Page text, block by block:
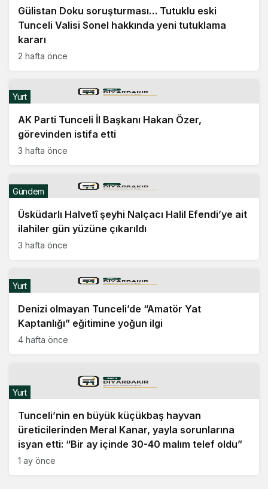
Gülistan Doku soruşturması… Tutuklu eski
Tunceli Valisi Sonel hakkında yeni tutuklama
kararı
2 hafta önce
AK Parti Tunceli İl Başkanı Hakan Özer,
görevinden istifa etti
Yurt
3 hafta önce
Üsküdarlı Halvetî şeyhi Nalçacı Halil Efendi’ye ait
ilahiler gün yüzüne çıkarıldı
Gündem
3 hafta önce
Denizi olmayan Tunceli’de “Amatör Yat
Kaptanlığı” eğitimine yoğun ilgi
Yurt
4 hafta önce
Tunceli’nin en büyük küçükbaş hayvan
üreticilerinden Meral Kanar, yayla sorunlarına
isyan etti: “Bir ay içinde 30-40 malım telef oldu”
Yurt
1 ay önce